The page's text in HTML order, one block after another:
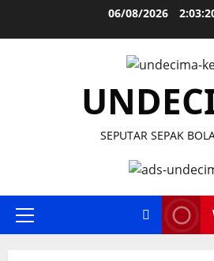
06/08/2026
SEPUTAR SEPAK
Primary